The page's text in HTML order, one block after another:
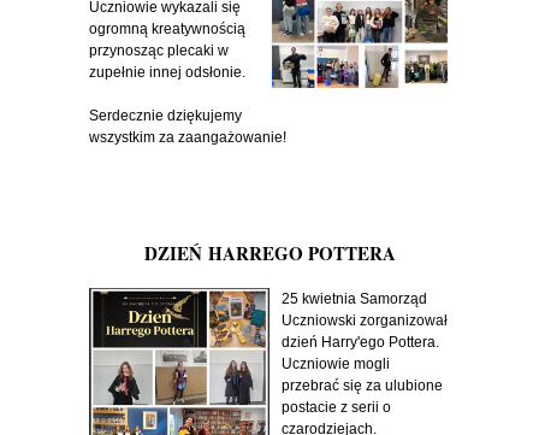
Uczniowie wykazali się
ogromną kreatywnością
przynosząc plecaki w
zupełnie innej odsłonie.
Serdecznie dziękujemy
wszystkim za zaangażowanie!
DZIEŃ HARREGO POTTERA
25 kwietnia Samorząd
Uczniowski zorganizował
dzień Harry'ego Pottera.
Uczniowie mogli
przebrać się za ulubione
postacie z serii o
czarodziejach.